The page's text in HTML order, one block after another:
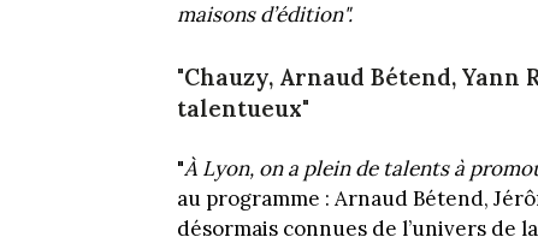
maisons d’édition".
"Chauzy, Arnaud Bétend, Yann
talentueux"
"À Lyon, on a plein de talents à
au programme : Arnaud Bétend,
désormais connues de l’univers de